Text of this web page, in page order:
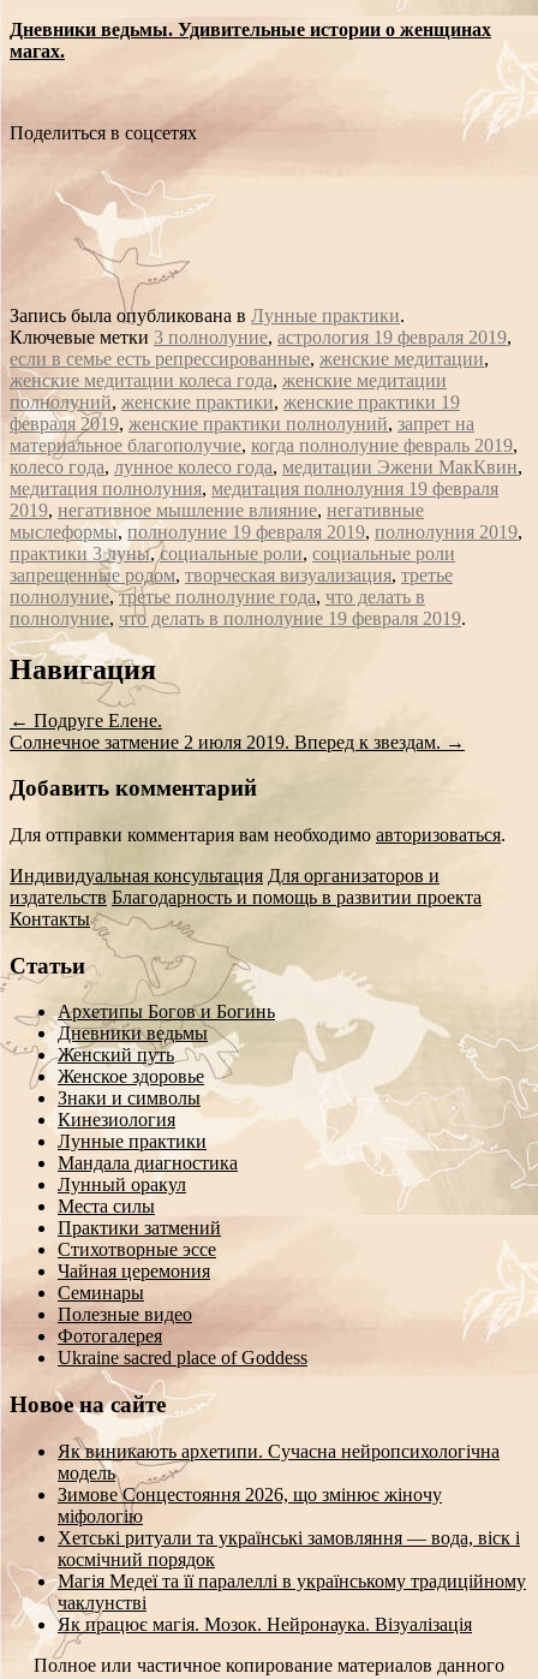
Дневники ведьмы. Удивительные истории о женщинах
магах.
Поделиться в соцсетях
Запись была опубликована в Лунные практики.
Ключевые метки 3 полнолуние, астрология 19 февраля 2019,
если в семье есть репрессированные, женские медитации,
женские медитации колеса года, женские медитации
полнолуний, женские практики, женские практики 19
февраля 2019, женские практики полнолуний, запрет на
материальное благополучие, когда полнолуние февраль 2019,
колесо года, лунное колесо года, медитации Эжени МакКвин,
медитация полнолуния, медитация полнолуния 19 февраля
2019, негативное мышление влияние, негативные
мыслеформы, полнолуние 19 февраля 2019, полнолуния 2019,
практики 3 луны,социальные роли, социальные роли
запрещенные родом, творческая визуализация, третье
полнолуние,третье полнолуние года, что делать в
полнолуние, что делать в полнолуние 19 февраля 2019.
Сообщение
навигации
Навигация
← Подруге Елене.
Солнечное затмение 2 июля 2019. Вперед к звездам. →
Добавить комментарий
Для отправки комментария вам необходимо авторизоваться.
Индивидуальная консультация Для организаторов и
издательств Благодарность и помощь в развитии проекта
Контакты
Статьи
Архетипы Богов и Богинь
Дневники ведьмы
Женский путь
Женское здоровье
Знаки и символы
Кинезиология
Лунные практики
Мандала диагностика
Лунный оракул
Места силы
Практики затмений
Стихотворные эссе
Чайная церемония
Семинары
Полезные видео
Фотогалерея
Ukraine sacred place of Goddess
Новое на сайте
Як виникають архетипи. Сучасна нейропсихологічна
модель
Зимове Сонцестояння 2026, що змінює жіночу
міфологію
Хетські ритуали та українські замовляння — вода, віск і
космічний порядок
Магія Медеї та її паралеллі в українському традиційному
чаклунстві
Як працює магія. Мозок. Нейронаука. Візуалізація
Полное или частичное копирование материалов данного